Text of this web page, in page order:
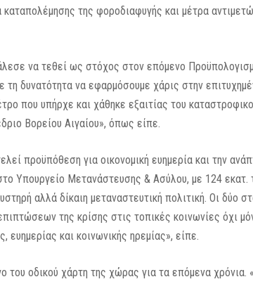
της φοροδιαφυγής και μέτρα
να τεθεί ως στόχος στον επόμενο
δυνατότητα να εφαρμόσουμε χάρις στην
που υπήρχε και χάθηκε εξαιτίας του
Βορείου Αιγαίου», όπως είπε.
προϋπόθεση για οικονομική ευημερία και την
Υπουργείο Μετανάστευσης & Ασύλου, με 124
αλλά δίκαιη μεταναστευτική πολιτική. Οι δύο
της κρίσης στις τοπικές κοινωνίες όχι
και κοινωνικής ηρεμίας», είπε.
οδικού χάρτη της χώρας για τα επόμενα χρόνια.